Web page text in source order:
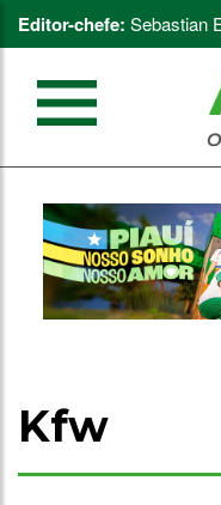
Editor-chefe: Sebastian
Kfw